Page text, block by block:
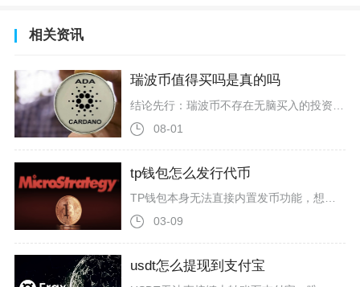
相关资讯
瑞波币值得买吗是真的吗
08-01
tp钱包怎么发行代币
03-09
usdt怎么提现到支付宝